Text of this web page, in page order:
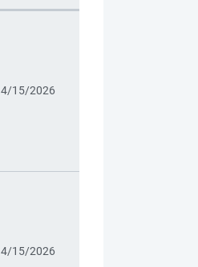
4/15/2026
4/15/2026